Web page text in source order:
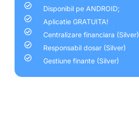
Disponibil pe ANDROID;
Aplicatie GRATUITA!
Centralizare financiara (Silver)
Responsabil dosar (Silver)
Gestiune finante (Silver)